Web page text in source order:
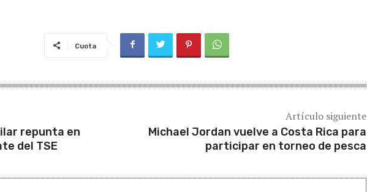
Cuota
repunta en
del TSE
Artículo siguiente
Michael Jordan vuelve a Costa Rica para
participar en torneo de pesca